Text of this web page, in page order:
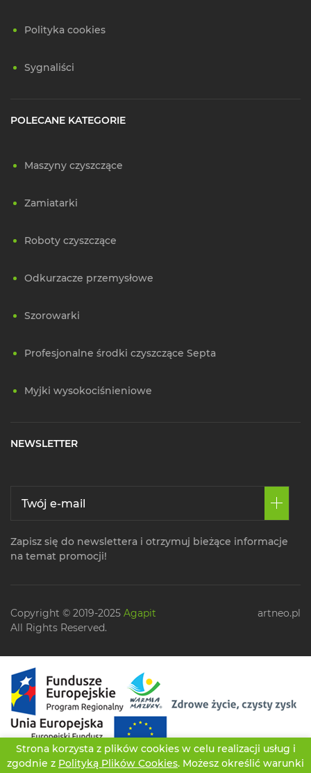
Strona korzysta z plików cookies w celu realizacji usług i
zgodnie z Polityką Plików Cookies. Możesz określić warunki
Polityka cookies
Sygnaliści
POLECANE KATEGORIE
Maszyny czyszczące
Zamiatarki
Roboty czyszczące
Odkurzacze przemysłowe
Szorowarki
Profesjonalne środki czyszczące Septa
Myjki wysokociśnieniowe
NEWSLETTER
Zapisz się do newslettera i otrzymuj bieżące informacje
na temat promocji!
Copyright © 2019-2025 Agapit
All Rights Reserved.
artneo.pl